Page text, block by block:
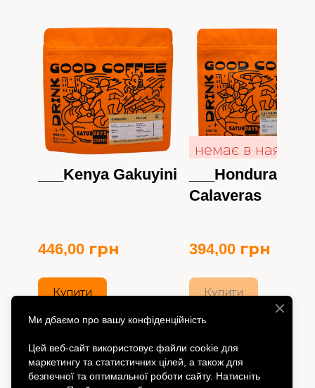
___Kenya Gakuyini
446,00 грн
Купити
___Honduras Las
Calaveras
394,00 грн
Купити
Ми дбаємо про вашу конфіденційність
Цей веб-сайт використовує файли cookie для
маркетингу та статистичних цілей, а також для
безпечної та оптимальної роботи сайту. Натисніть